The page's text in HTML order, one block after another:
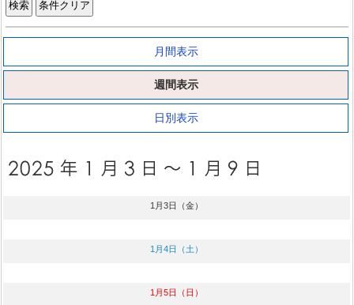
月間表示
週間表示
日別表示
1月3日（金）
1月4日（土）
1月5日（日）